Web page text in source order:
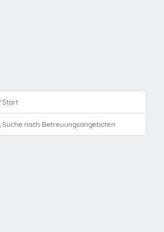
Start
Suche nach Betreuungsangeboten